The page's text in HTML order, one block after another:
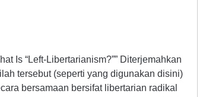
Is “Left-Libertarianism?”” Diterjemahkan
tersebut (seperti yang digunakan disini)
bersamaan bersifat libertarian radikal